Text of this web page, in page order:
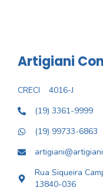
Artigiani
CRECI
4016-J
(19) 3361-9999
(19) 99733-6863
Rua Siqueira
13840-036